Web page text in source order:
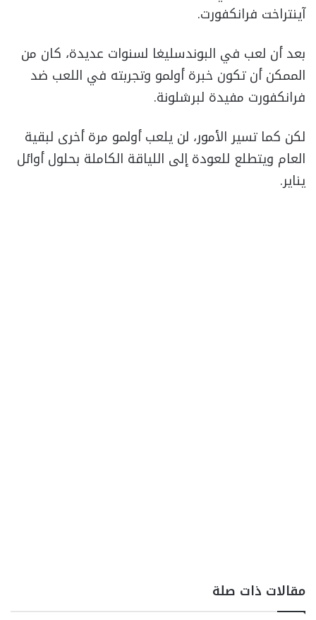
آينتراخت فرانكفورت.
بعد أن لعب في البوندسليغا لسنوات عديدة، كان من
الممكن أن تكون خبرة أولمو وتجربته في اللعب ضد
فرانكفورت مفيدة لبرشلونة.
لكن كما تسير الأمور، لن يلعب أولمو مرة أخرى لبقية
العام ويتطلع للعودة إلى اللياقة الكاملة بحلول أوائل
يناير.
مقالات ذات صلة